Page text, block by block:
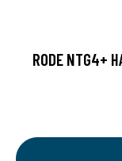
RODE NTG4+